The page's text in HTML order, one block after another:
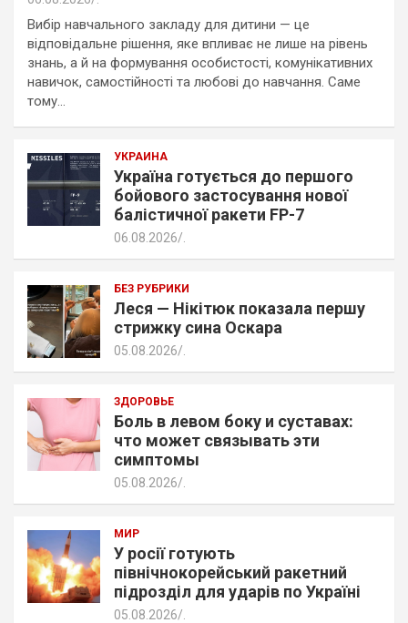
Вибір навчального закладу для дитини — це
відповідальне рішення, яке впливає не лише на рівень
знань, а й на формування особистості, комунікативних
навичок, самостійності та любові до навчання. Саме
тому…
УКРАИНА
Україна готується до першого
бойового застосування нової
балістичної ракети FP-7
06.08.2026
БЕЗ РУБРИКИ
Леся — Нікітюк показала першу
стрижку сина Оскара
05.08.2026
ЗДОРОВЬЕ
Боль в левом боку и суставах:
что может связывать эти
симптомы
05.08.2026
МИР
У росії готують
північнокорейський ракетний
підрозділ для ударів по Україні
05.08.2026